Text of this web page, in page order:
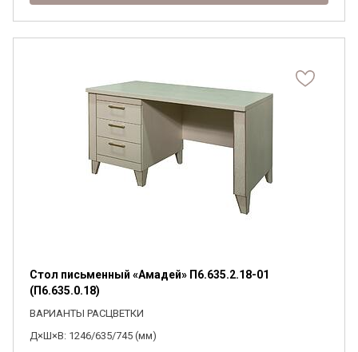
Стол письменный «Амадей» П6.635.2.18-01
(П6.635.0.18)
ВАРИАНТЫ РАСЦВЕТКИ
Д×Ш×В: 1246/635/745 (мм)